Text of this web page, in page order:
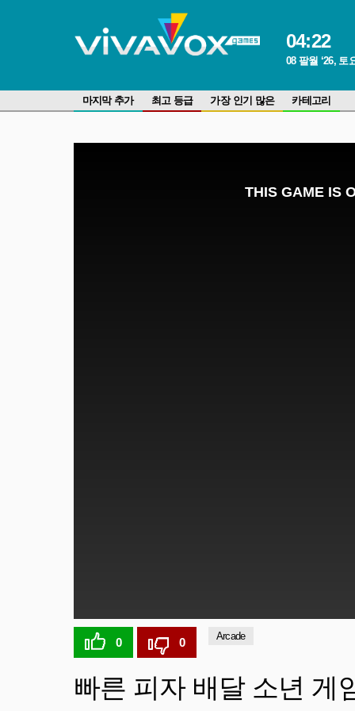
04:22
08 팔월 ‘26, 토
마지막 추가 최고 등급 가장 인기 많은 카테고리
0 0 Arcade
빠른 피자 배달 소년 게